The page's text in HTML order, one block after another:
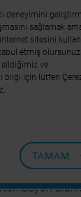
OSAI,
deneyimini
sağlamak
sitesini
etmiş olursunuz.
sildiğimiz ve
bilgi için lütfen
TAMAM